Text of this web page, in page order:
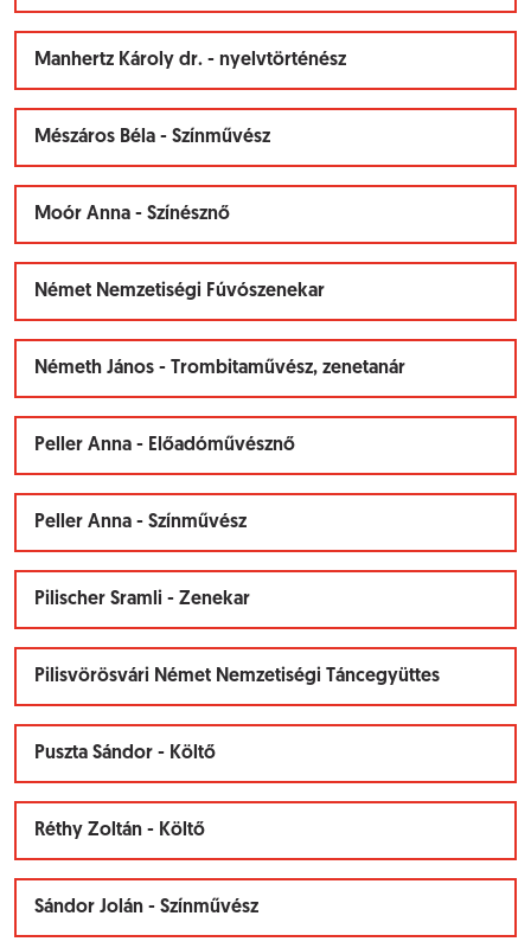
Manhertz Károly dr. - nyelvtörténész
Mészáros Béla - Színművész
Moór Anna - Színésznő
Német Nemzetiségi Fúvószenekar
Németh János - Trombitaművész, zenetanár
Peller Anna - Előadóművésznő
Peller Anna - Színművész
Pilischer Sramli - Zenekar
Pilisvörösvári Német Nemzetiségi Táncegyüttes
Puszta Sándor - Költő
Réthy Zoltán - Költő
Sándor Jolán - Színművész